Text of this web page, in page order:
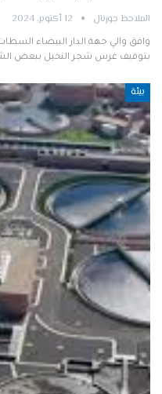
الملاحظ جورنال 12 أكتوبر, 2024
وافق والي جهة الدار البيضاء
بتوقيف غرس شجر النخيل ببعض
بيئة